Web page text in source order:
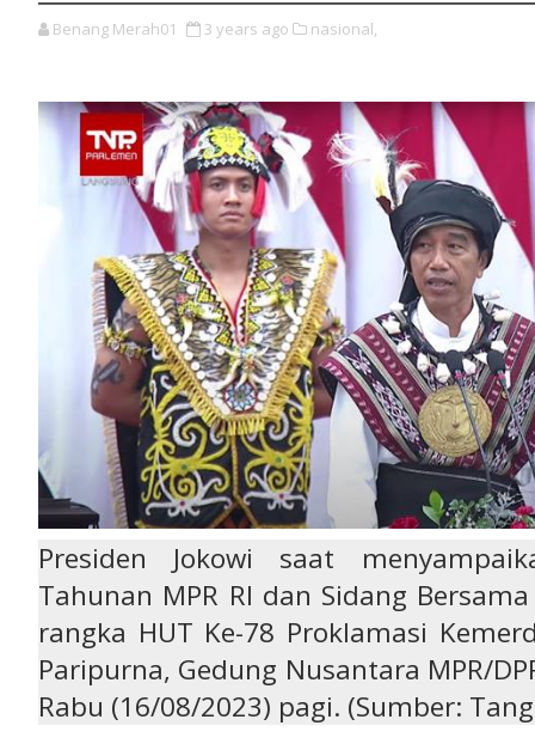
Benang Merah01 3 years ago nasional,
Presiden Jokowi saat
Tahunan MPR RI dan Sidang
rangka HUT Ke-78 Proklamasi
Paripurna, Gedung Nusantara MPR/
Rabu (16/08/2023) pagi. (Sumber: